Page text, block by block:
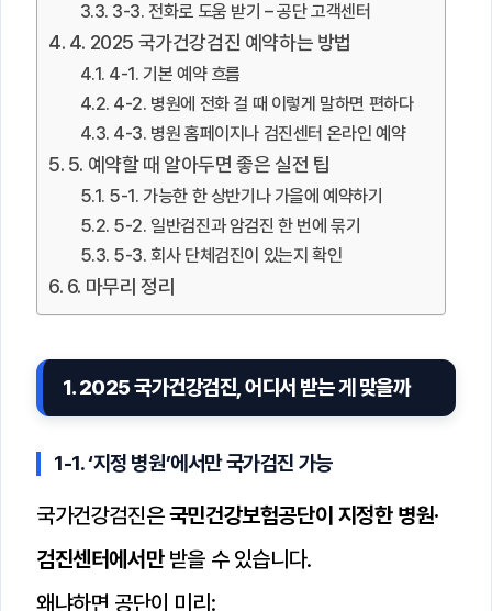
3-3. 전화로 도움 받기 – 공단 고객센터
4. 2025 국가건강검진 예약하는 방법
4-1. 기본 예약 흐름
4-2. 병원에 전화 걸 때 이렇게 말하면 편하다
4-3. 병원 홈페이지나 검진센터 온라인 예약
5. 예약할 때 알아두면 좋은 실전 팁
5-1. 가능한 한 상반기나 가을에 예약하기
5-2. 일반검진과 암검진 한 번에 묶기
5-3. 회사 단체검진이 있는지 확인
6. 마무리 정리
1. 2025 국가건강검진, 어디서 받는 게 맞을까
1-1. ‘지정 병원’에서만 국가검진 가능
국가건강검진은국민건강보험공단이 지정한 병원·
검진센터에서만받을 수 있습니다.
왜냐하면 공단이 미리: